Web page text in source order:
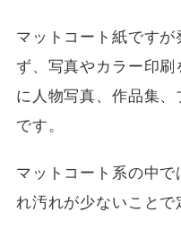
マットコート紙です
ず、写真やカラー印
に人物写真、作品集
です。
マットコート系の中
れ汚れが少ないことで